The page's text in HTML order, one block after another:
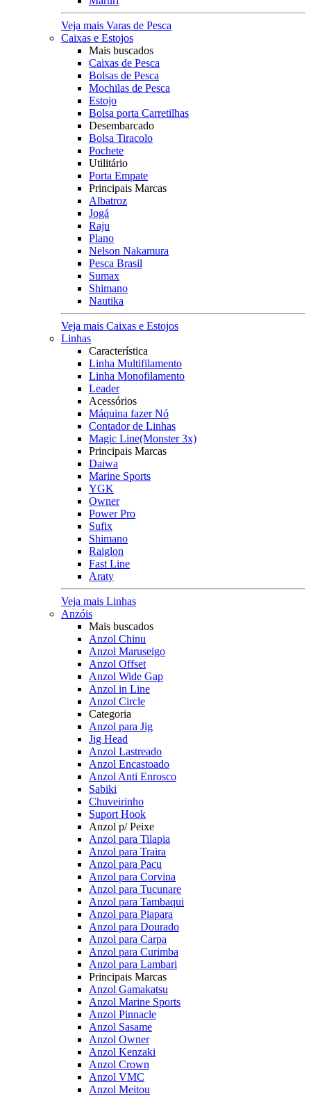
Veja mais Varas de Pesca
Caixas e Estojos
Mais buscados
Caixas de Pesca
Bolsas de Pesca
Mochilas de Pesca
Estojo
Bolsa porta Carretilhas
Desembarcado
Bolsa Tiracolo
Pochete
Utilitário
Porta Empate
Principais Marcas
Albatroz
Jogá
Raju
Plano
Nelson Nakamura
Pesca Brasil
Sumax
Shimano
Nautika
Veja mais Caixas e Estojos
Linhas
Característica
Linha Multifilamento
Linha Monofilamento
Leader
Acessórios
Máquina fazer Nó
Contador de Linhas
Magic Line(Monster 3x)
Principais Marcas
Daiwa
Marine Sports
YGK
Owner
Power Pro
Sufix
Shimano
Raiglon
Fast Line
Araty
Veja mais Linhas
Anzóis
Mais buscados
Anzol Chinu
Anzol Maruseigo
Anzol Offset
Anzol Wide Gap
Anzol in Line
Anzol Circle
Categoria
Anzol para Jig
Jig Head
Anzol Lastreado
Anzol Encastoado
Anzol Anti Enrosco
Sabiki
Chuveirinho
Suport Hook
Anzol p/ Peixe
Anzol para Tilapia
Anzol para Traira
Anzol para Pacu
Anzol para Corvina
Anzol para Tucunare
Anzol para Tambaqui
Anzol para Piapara
Anzol para Dourado
Anzol para Carpa
Anzol para Curimba
Anzol para Lambari
Principais Marcas
Anzol Gamakatsu
Anzol Marine Sports
Anzol Pinnacle
Anzol Sasame
Anzol Owner
Anzol Kenzaki
Anzol Crown
Anzol VMC
Anzol Meitou